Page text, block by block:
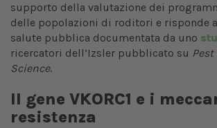
supporto della valutazione dei
delle popolazioni di roditori e risponde a
salute pubblica documentata da uno
ricercatori dell’Izsler pubblicato su
Science.
Il gene VKORC1 e i
resistenza